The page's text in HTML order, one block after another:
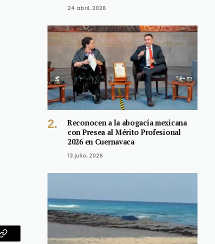
Copy
24 abril, 2026
Reconocen a la abogacía mexicana
con Presea al Mérito Profesional
2026 en Cuernavaca
13 julio, 2026